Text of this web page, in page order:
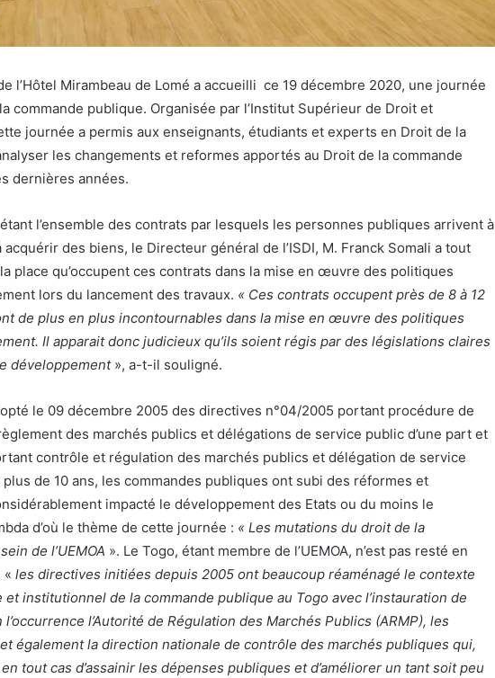
l’Hôtel Mirambeau de Lomé a accueilli ce 19 décembre 2020, une journée
commande publique. Organisée par l’Institut Supérieur de Droit et
journée a permis aux enseignants, étudiants et experts en Droit de la
les changements et reformes apportés au Droit de la commande
dernières années.
l’ensemble des contrats par lesquels les personnes publiques arrivent à
des biens, le Directeur général de l’ISDI, M. Franck Somali a tout
place qu’occupent ces contrats dans la mise en œuvre des politiques
lors du lancement des travaux. « Ces contrats occupent près de 8 à 12
de plus en plus incontournables dans la mise en œuvre des politiques
Il apparait donc judicieux qu’ils soient régis par des législations claires
développement », a-t-il souligné.
le 09 décembre 2005 des directives n°04/2005 portant procédure de
des marchés publics et délégations de service public d’une part et
contrôle et régulation des marchés publics et délégation de service
plus de 10 ans, les commandes publiques ont subi des réformes et
impacté le développement des Etats ou du moins le
d’où le thème de cette journée : « Les mutations du droit de la
de l’UEMOA ». Le Togo, étant membre de l’UEMOA, n’est pas resté en
« les directives initiées depuis 2005 ont beaucoup réaménagé le contexte
institutionnel de la commande publique au Togo avec l’instauration de
l’Autorité de Régulation des Marchés Publics (ARMP), les
également la direction nationale de contrôle des marchés publiques qui,
tout cas d’assainir les dépenses publiques et d’améliorer un tant soit peu